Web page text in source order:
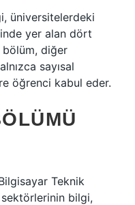
üniversitelerdeki
yer alan dört
bölüm, diğer
sayısal
öğrenci kabul eder.
Teknik
bilgi,